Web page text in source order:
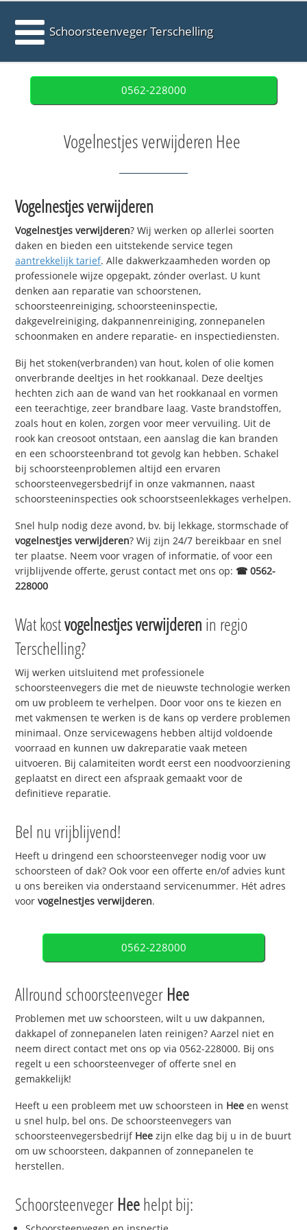
Schoorsteenveger Terschelling
0562-228000
Vogelnestjes verwijderen Hee
Vogelnestjes verwijderen
Vogelnestjes verwijderen? Wij werken op allerlei soorten
daken en bieden een uitstekende service tegen
aantrekkelijk tarief. Alle dakwerkzaamheden worden op
professionele wijze opgepakt, zónder overlast. U kunt
denken aan reparatie van schoorstenen,
schoorsteenreiniging, schoorsteeninspectie,
dakgevelreiniging, dakpannenreiniging, zonnepanelen
schoonmaken en andere reparatie- en inspectiediensten.
Bij het stoken(verbranden) van hout, kolen of olie komen
onverbrande deeltjes in het rookkanaal. Deze deeltjes
hechten zich aan de wand van het rookkanaal en vormen
een teerachtige, zeer brandbare laag. Vaste brandstoffen,
zoals hout en kolen, zorgen voor meer vervuiling. Uit de
rook kan creosoot ontstaan, een aanslag die kan branden
en een schoorsteenbrand tot gevolg kan hebben. Schakel
bij schoorsteenproblemen altijd een ervaren
schoorsteenvegersbedrijf in onze vakmannen, naast
schoorsteeninspecties ook schoorstseenlekkages verhelpen.
Snel hulp nodig deze avond, bv. bij lekkage, stormschade of
vogelnestjes verwijderen? Wij zijn 24/7 bereikbaar en snel
ter plaatse. Neem voor vragen of informatie, of voor een
vrijblijvende offerte, gerust contact met ons op: ☎ 0562-
228000
Wat kostvogelnestjes verwijderen in regio
Terschelling?
Wij werken uitsluitend met professionele
schoorsteenvegers die met de nieuwste technologie werken
om uw probleem te verhelpen. Door voor ons te kiezen en
met vakmensen te werken is de kans op verdere problemen
minimaal. Onze servicewagens hebben altijd voldoende
voorraad en kunnen uw dakreparatie vaak meteen
uitvoeren. Bij calamiteiten wordt eerst een noodvoorziening
geplaatst en direct een afspraak gemaakt voor de
definitieve reparatie.
Bel nu vrijblijvend!
Heeft u dringend een schoorsteenveger nodig voor uw
schoorsteen of dak? Ook voor een offerte en/of advies kunt
u ons bereiken via onderstaand servicenummer. Hét adres
voorvogelnestjes verwijderen.
0562-228000
Allround schoorsteenveger Hee
Problemen met uw schoorsteen, wilt u uw dakpannen,
dakkapel of zonnepanelen laten reinigen? Aarzel niet en
neem direct contact met ons op via 0562-228000. Bij ons
regelt u een schoorsteenveger of offerte snel en
gemakkelijk!
Heeft u een probleem met uw schoorsteen in Hee en wenst
u snel hulp, bel ons. De schoorsteenvegers van
schoorsteenvegersbedrijf Hee zijn elke dag bij u in de buurt
om uw schoorsteen, dakpannen of zonnepanelen te
herstellen.
Schoorsteenveger Heehelpt bij: